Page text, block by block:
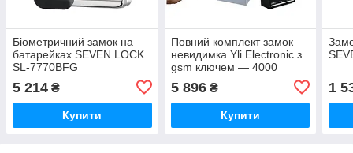
Біометричний замок на
батарейках SEVEN LOCK
SL-7770BFG
5 214 ₴
Купити
Повний комплект замок
невидимка Yli Electronic з
gsm ключем — 4000
електроригельний замок
5 896₴
Купити
1